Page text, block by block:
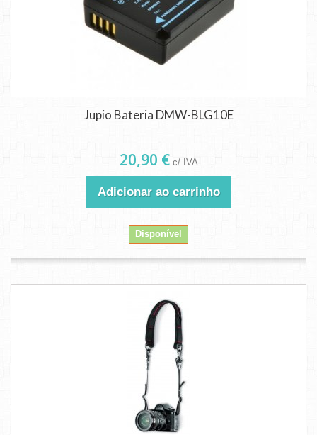
Jupio Bateria DMW-BLG10E
20,90 € c/ IVA
Adicionar ao carrinho
Disponível